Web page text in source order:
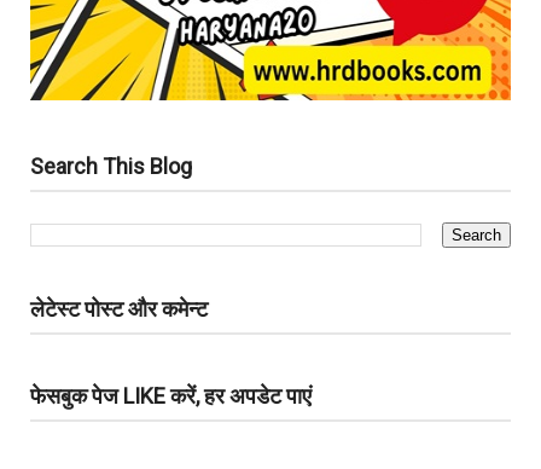
Search This Blog
लेटेस्ट पोस्ट और कमेन्ट
फेसबुक पेज LIKE करें, हर अपडेट पाएं